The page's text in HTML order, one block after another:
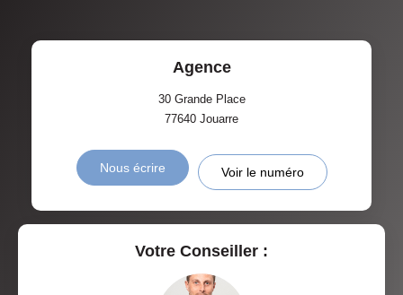
Agence
30 Grande Place
77640 Jouarre
Nous écrire Voir le numéro
Votre Conseiller :